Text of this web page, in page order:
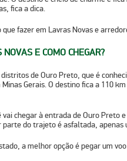
fica a dica.
fazer em Lavras Novas e
E COMO CHEGAR?
distritos deOuro Preto, que é
Minas Gerais. O destino fica a 110
vai chegar à entrada de Ouro Preto
do trajeto é asfaltada, apenas
a melhor opção é pegar um